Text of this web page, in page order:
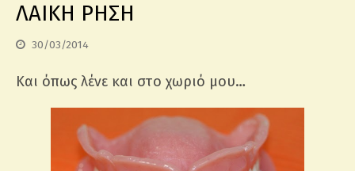
ΛΑΙΚΗ ΡΗΣΗ
30/03/2014
Και όπως λένε και στο χωριό μου…